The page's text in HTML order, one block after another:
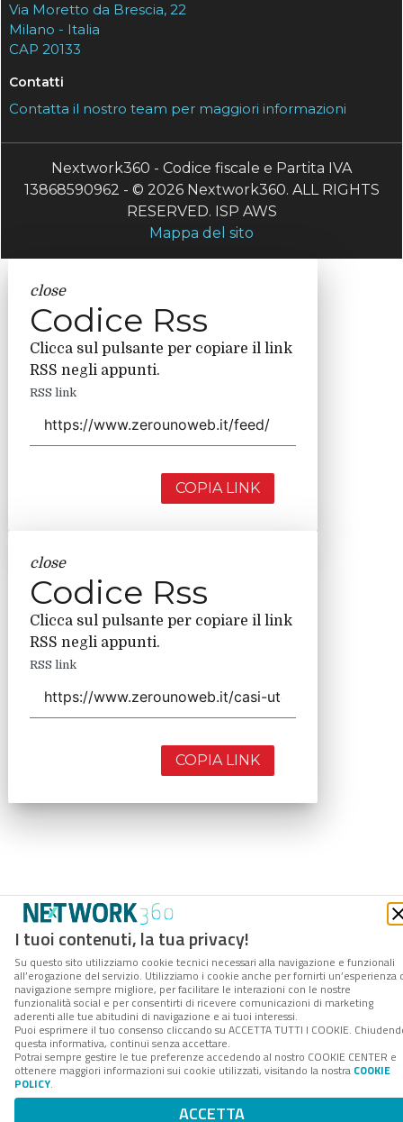
I tuoi contenuti, la tua privacy!
Su questo sito utilizziamo cookie tecnici necessari alla navigazione e funzionali
all’erogazione del servizio. Utilizziamo i cookie anche per fornirti un’esperienza
navigazione sempre migliore, per facilitare le interazioni con le nostre
funzionalità social e per consentirti di ricevere comunicazioni di marketing
aderenti alle tue abitudini di navigazione e ai tuoi interessi.
Puoi esprimere il tuo consenso cliccando su ACCETTA TUTTI I COOKIE.
questa informativa, continui senza accettare.
Potrai sempre gestire le tue preferenze accedendo al nostro COOKIE CENTER e
ottenere maggiori informazioni sui cookie utilizzati, visitando la nostra COOKIE
POLICY.
ACCETTA
Via Moretto da Brescia, 22
Milano - Italia
CAP 20133
Contatti
Contatta il nostro team per maggiori informazioni
Nextwork360 - Codice fiscale e Partita IVA
13868590962 - © 2026 Nextwork360. ALL RIGHTS
RESERVED. ISP AWS
Mappa del sito
close
Codice Rss
Clicca sul pulsante per copiare il link
RSS negli appunti.
RSS link
COPIA LINK
close
Codice Rss
Clicca sul pulsante per copiare il link
RSS negli appunti.
RSS link
COPIA LINK